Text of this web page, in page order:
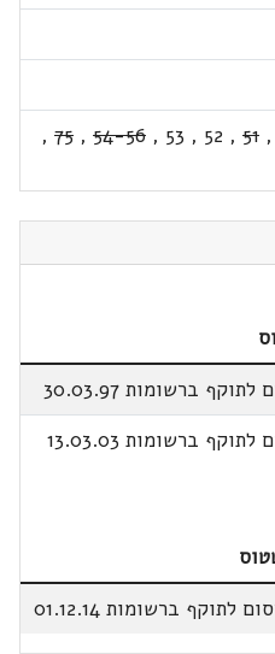
,
51
,
52
,
53
,
54-56
,
75
,
ברשומות 30.03.97
ברשומות 13.03.03
לתוקף ברשומות 01.12.14